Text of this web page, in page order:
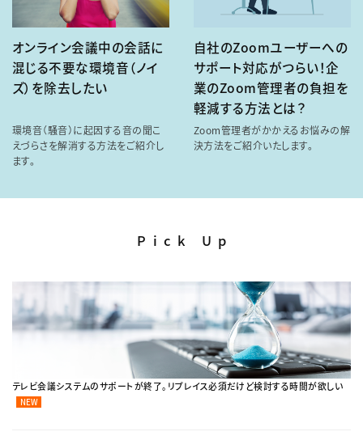
オンライン会議中の会話に
混じる不要な環境音（ノイ
ズ）を除去したい
環境音（騒音）に起因する音の聞こ
えづらさを解消する方法をご紹介し
ます。
自社のZoomユーザーへの
サポート対応がつらい！企
業のZoom管理者の負担を
軽減する方法とは？
Zoom管理者がかかえるお悩みの解
決方法をご紹介いたします。
Pick Up
テレビ会議システムのサポートが終了。リプレイス必須だけど検討する時間が欲しい
NEW